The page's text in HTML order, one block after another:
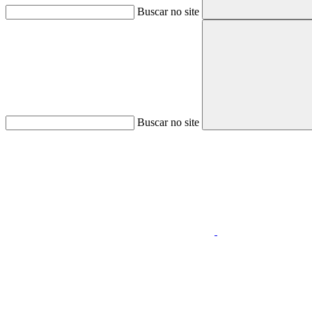
Buscar no site
Buscar no site